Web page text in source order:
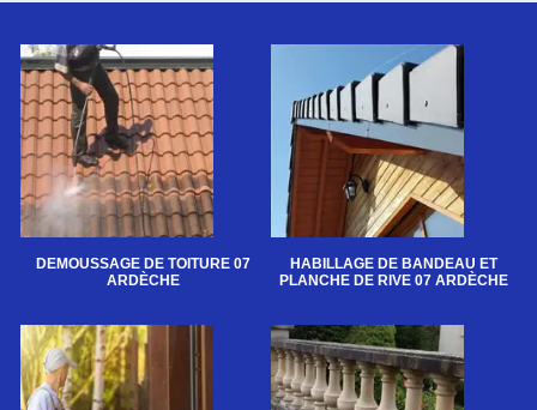
DEMOUSSAGE DE TOITURE 07
ARDÈCHE
HABILLAGE DE BANDEAU ET
PLANCHE DE RIVE 07 ARDÈCHE